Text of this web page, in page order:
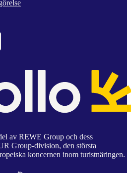
av REWE Group och dess
Group-division, den största
koncernen inom turistnäringen.